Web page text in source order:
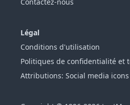
Légal
Conditions d'utilisation
Politiques de confidentialité et
Attributions: Social media